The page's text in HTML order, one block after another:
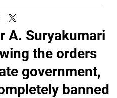
A. Suryakumari
the orders
government,
banned